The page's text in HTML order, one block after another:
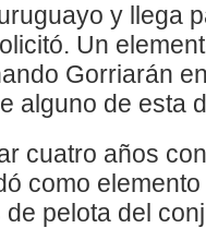
y llega
Un
Gorriarán
alguno de esta
cuatro años
como
pelota del